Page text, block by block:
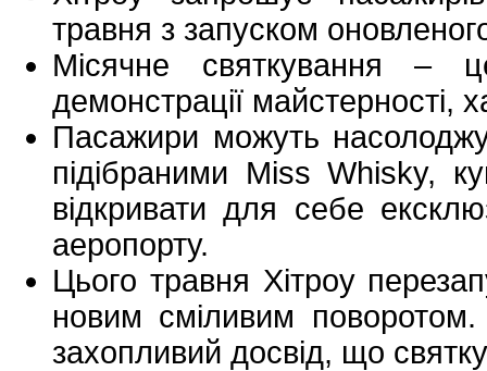
травня з запуском
Місячне святкування –
демонстрації майстерності,
Пасажири можуть
підібраними Miss Whisky,
відкривати для себе
аеропорту.
Цього травня Хітроу
новим сміливим
захопливий досвід, що